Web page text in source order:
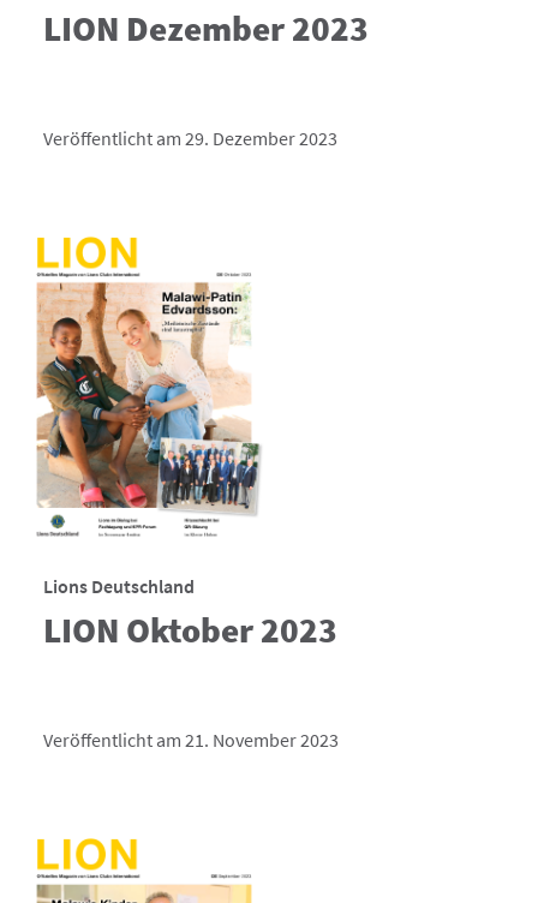
LION Dezember 2023
Veröffentlicht am 29. Dezember 2023
Lions Deutschland
LION Oktober 2023
Veröffentlicht am 21. November 2023